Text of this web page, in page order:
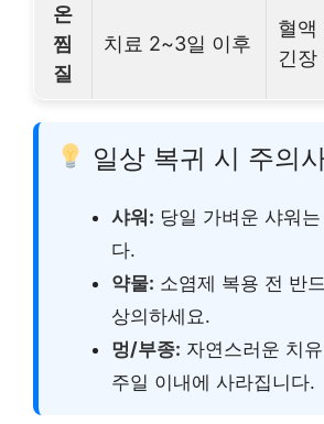
온
찜
질
치료 2~3일 이후
혈액
긴장
일상 복귀 시 주의
샤워: 당일 가벼운 샤워
다.
약물: 소염제 복용 전 반
상의하세요.
멍/부종: 자연스러운 치
주일 이내에 사라집니다.